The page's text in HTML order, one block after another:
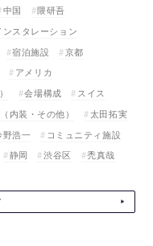
中国
隈研吾
ンスタレーション
宿泊施設
京都
アメリカ
会場構成
スイス
内装・その他）
太田拓実
野浩一
コミュニティ施設
静岡 渋谷区 禿真哉